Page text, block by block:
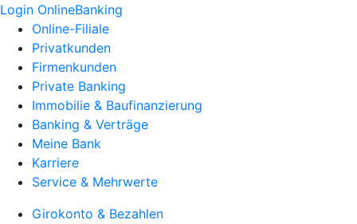
Login OnlineBanking
Online-Filiale
Privatkunden
Firmenkunden
Private Banking
Immobilie & Baufinanzierung
Banking & Verträge
Meine Bank
Karriere
Service & Mehrwerte
Girokonto & Bezahlen